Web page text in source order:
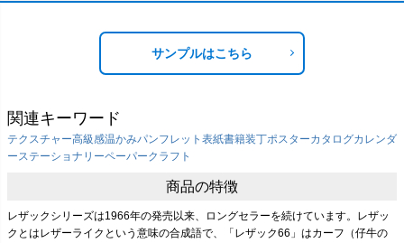
サンプルはこちら
関連キーワード
テクスチャー高級感温かみパンフレット表紙書籍装丁ポスターカタログカレンダ
ーステーショナリーペーパークラフト
商品の特徴
レザックシリーズは1966年の発売以来、ロングセラーを続けています。レザッ
クとはレザーライクという意味の合成語で、「レザック66」はカーフ（仔牛の